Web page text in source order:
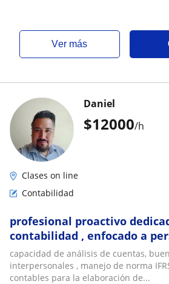
ver más
$12000/h
Daniel
Clases on line
Contabilidad
profesional proactivo
contabilidad , enfocado a
quieran aprender o
materia
capacidad de análisis de cuentas,
interpersonales , manejo de norma
contables para la elaboración de...